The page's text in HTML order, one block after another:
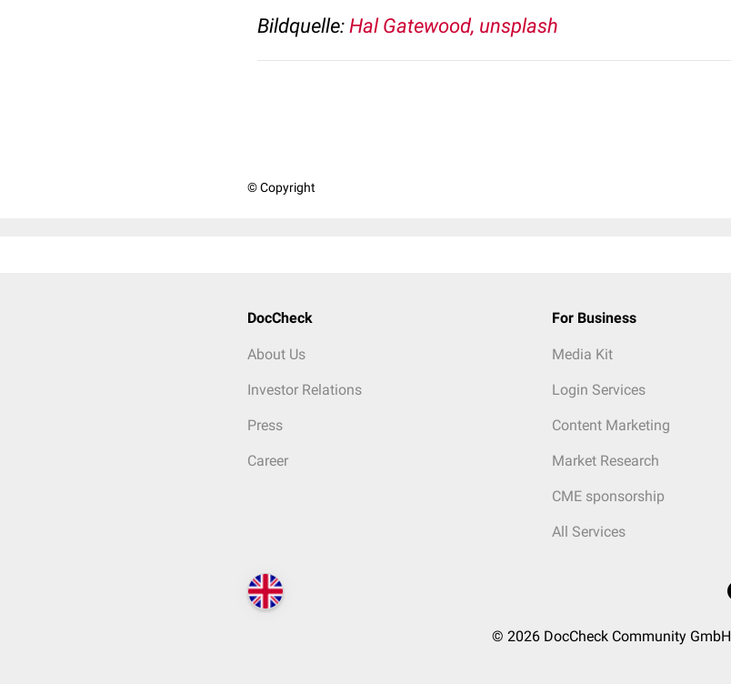
Bildquelle: Hal Gatewood, unsplash
© Copyright
DocCheck
About Us
Investor Relations
Press
Career
For Business
Media Kit
Login Services
Content Marketing
Market Research
CME sponsorship
All Services
© 2026 DocCheck Community GmbH